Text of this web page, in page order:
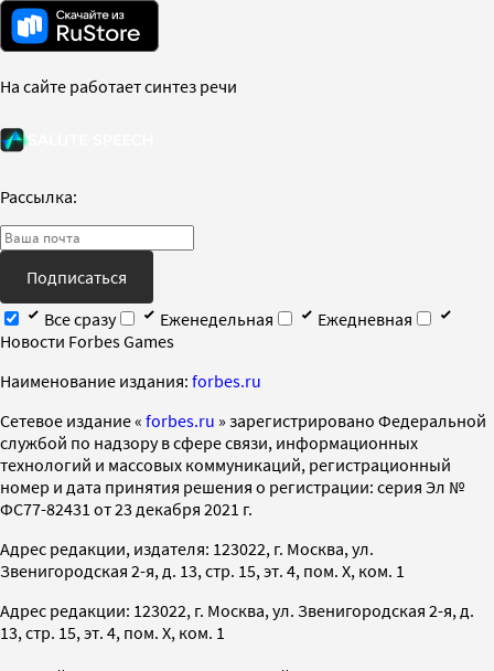
На сайте работает синтез речи
Рассылка:
Подписаться
Все сразу
Еженедельная
Ежедневная
Новости Forbes Games
Наименование издания: forbes.ru
Cетевое издание « forbes.ru » зарегистрировано Федеральной
службой по надзору в сфере связи, информационных
технологий и массовых коммуникаций, регистрационный
номер и дата принятия решения о регистрации: серия Эл №
ФС77-82431 от 23 декабря 2021 г.
Адрес редакции, издателя: 123022, г. Москва, ул.
Звенигородская 2-я, д. 13, стр. 15, эт. 4, пом. X, ком. 1
Адрес редакции: 123022, г. Москва, ул. Звенигородская 2-я, д.
13, стр. 15, эт. 4, пом. X, ком. 1